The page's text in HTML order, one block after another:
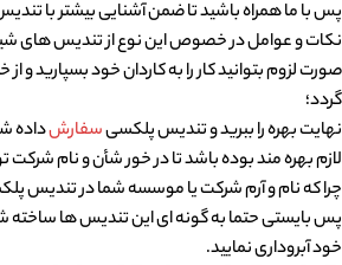
پس با ما همراه باشید تا ضمن آشنایی بیشتر با
نکات و عوامل در خصوص این نوع از تندیس های
صورت لزوم بتوانید کار را به کاردان خود بسپارید و
گردد؛
نهایت بهره را ببرید و تندیس پلکسیسفارشداده
لازم بهره مند بوده باشد تا در خور شأن و نام شرکت
چرا که نام و آرم شرکت یا موسسه شما در تندیس
پس بایستی حتما به گونه ای این تندیس ها
خود آبروداری نمایید.